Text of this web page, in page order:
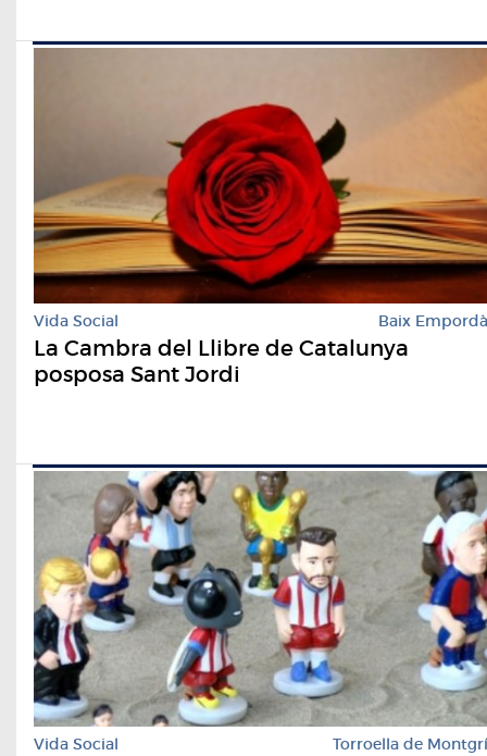
Vida Social Baix Empordà
La Cambra del Llibre de Catalunya
posposa Sant Jordi
Vida Social Torroella de Montgrí